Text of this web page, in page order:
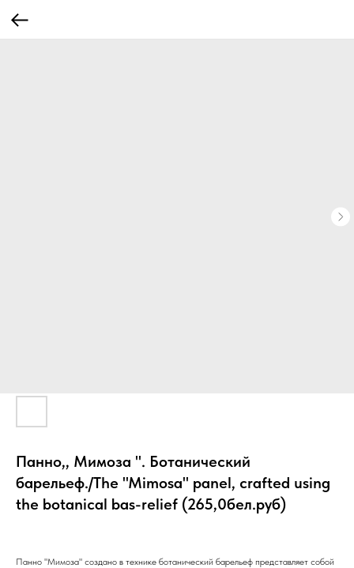
Панно,, Мимоза ". Ботанический
барельеф./The "Mimosa" panel, crafted using
the botanical bas-relief (265,0бел.руб)
Панно "Мимоза" создано в технике ботанический барельеф представляет собой